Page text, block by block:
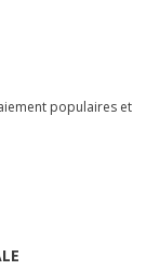
populaires et